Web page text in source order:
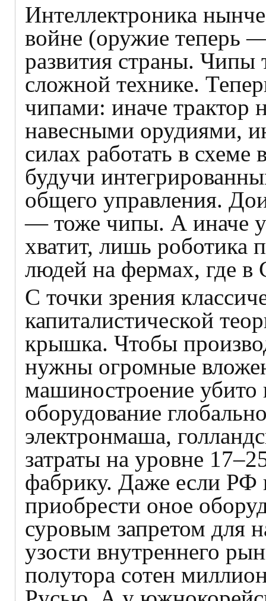
Интеллектроника
войне (оружие теперь
развития страны. Чипы
сложной технике.
чипами: иначе трактор
навесными орудиями,
силах работать в схеме
будучи
общего управления.
— тоже чипы. А иначе у
хватит, лишь роботика
людей на фермах, где
С точки зрения
капиталистической
крышка. Чтобы
нужны огромные
машиностроение убито
оборудование
электронмаша,
затраты на уровне
фабрику. Даже если РФ
приобрести оное
суровым запретом для
узости внутреннего
полутора сотен